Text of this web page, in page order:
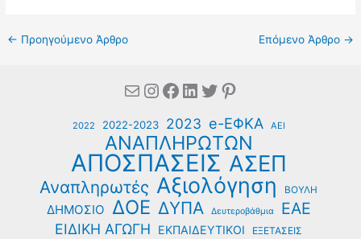
← Προηγούμενο Άρθρο Επόμενο Άρθρο →
MailInstagram
Facebook
Linkedin
Twitter
Pinterest
2022 2022-2023 2023 e-ΕΦΚΑ ΑΕΙ
ΑΝΑΠΛΗΡΩΤΩΝ
ΑΠΟΣΠΑΣΕΙΣ ΑΣΕΠ
Αναπληρωτές Αξιολόγηση ΒΟΥΛΗ
ΔΗΜΟΣΙΟ ΔΟΕ ΔΥΠΑ Δευτεροβάθμια ΕΑΕ
ΕΙΔΙΚΗ ΑΓΩΓΗ ΕΚΠΑΙΔΕΥΤΙΚΟΙ ΕΞΕΤΑΣΕΙΣ